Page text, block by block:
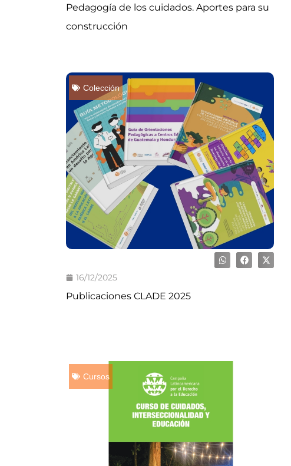
Pedagogía de los cuidados. Aportes para su
construcción
Colección
16/12/2025
Publicaciones CLADE 2025
Cursos